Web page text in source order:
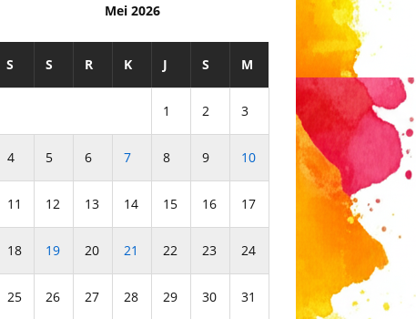
Mei 2026
S S R K J S M
1 2 3
4 5 6 7 8 9 10
11 12 13 14 15 16 17
18 19 20 21 22 23 24
25 26 27 28 29 30 31